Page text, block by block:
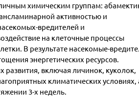
химическим группам:
активностью и
вредителей и
на клеточные процессы
В результате насекомые-
энергетических ресурсов.
развития, включая личинок, куколок,
климатических условиях,
3-х недель.